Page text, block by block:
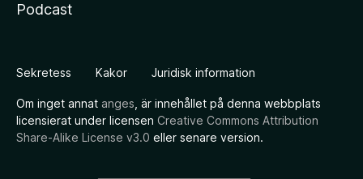
Podcast
Sekretess Kakor Juridisk information
Om inget annat anges , är innehållet på denna webbplats
licensierat under licensen Creative Commons Attribution
Share-Alike License v3.0 eller senare version.